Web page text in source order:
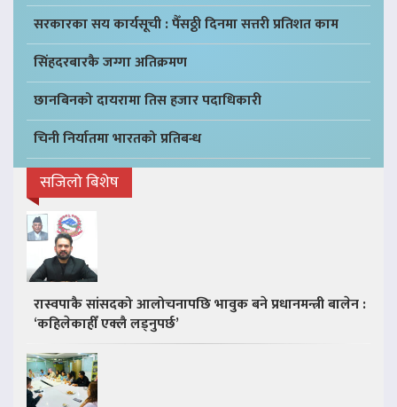
सरकारका सय कार्यसूची : पैँसठ्ठी दिनमा सत्तरी प्रतिशत काम
सिंहदरबारकै जग्गा अतिक्रमण
छानबिनको दायरामा तिस हजार पदाधिकारी
चिनी निर्यातमा भारतको प्रतिबन्ध
सजिलो बिशेष
रास्वपाकै सांसदको आलोचनापछि भावुक बने प्रधानमन्त्री बालेन :
‘कहिलेकाहीँ एक्लै लड्नुपर्छ’